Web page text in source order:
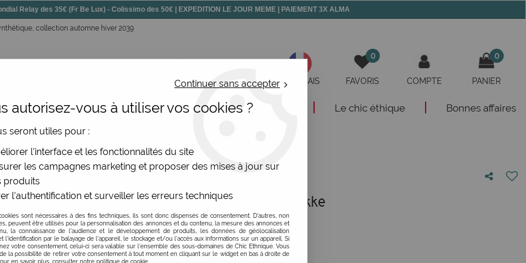
Relay des 35€ (Fr Be Lux) - Colissimo des 50€ | EXPEDITION LE JOUR MEME | PAIEMENT 3X ALMA
collection automne hiver 2039
FRANÇAIS
0
FAVORIS COMPTE
0
PANIER
Chaussures Bijoux Nouveautés Le chic éthique Bonnes affaires
et porte monnaie Anekke
Grand portefeuille zippé Anekke
Soyez le premier à donner votre avis !
46,95 €TTC
Continuer sans accepter
autorisez-vous à utiliser vos cookies ?
seront utiles pour :
l'interface et les fonctionnalités du site
les campagnes marketing et proposer des mises à jour sur
produits
l'authentification et surveiller les erreurs techniques
sont nécessaires à des fins techniques, ils sont donc dispensés de consentement. D'autres, non
peuvent être utilisés pour la personnalisation des annonces et du contenu, la mesure des annonces et
la connaissance de l'audience et le développement de produits, les données de géolocalisation
l'identification par le balayage de l'appareil, le stockage et/ou l'accès aux informations sur un appareil. Si
votre consentement, celui-ci sera valable sur l’ensemble des sous-domaines de Chic Ethnique. Vous
la possibilité de retirer votre consentement à tout moment en cliquant sur le widget en bas à droite de
en savoir plus, consulter notre politique de cookie.